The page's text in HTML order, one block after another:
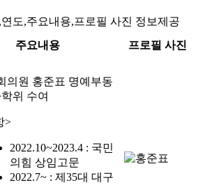
도,주요내용,프로필 사진 정보제공
주요내용 프로필 사진
의원 홍준표 명예부동
위 수여
>
2022.10~2023.4 : 국민
의힘 상임고문
2022.7~ : 제35대 대구